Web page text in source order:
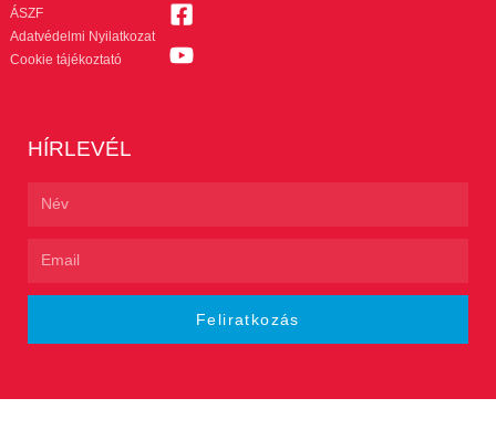
ÁSZF
Adatvédelmi Nyilatkozat
Cookie tájékoztató
HÍRLEVÉL
Feliratkozás